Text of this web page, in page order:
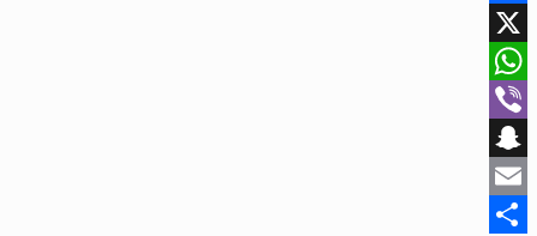
Facebook
X
WhatsApp
Viber
Snapchat
Email